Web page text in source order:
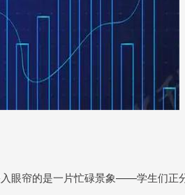
眼帘的是一片忙碌景象——学生们正